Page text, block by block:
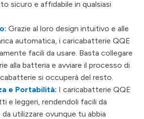
sicuro e affidabile in qualsiasi
Grazie al loro design intuitivo e alle
automatica, i caricabatterie QQE
facili da usare. Basta collegare
alla batteria e avviare il processo di
si occuperà del resto.
e Portabilità: I caricabatterie QQE
e leggeri, rendendoli facili da
utilizzare ovunque tu abbia